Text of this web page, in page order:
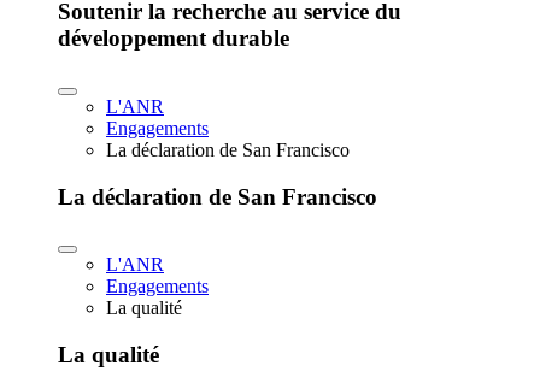
Soutenir la recherche au service du
développement durable
L'ANR
Engagements
La déclaration de San Francisco
La déclaration de San Francisco
L'ANR
Engagements
La qualité
La qualité